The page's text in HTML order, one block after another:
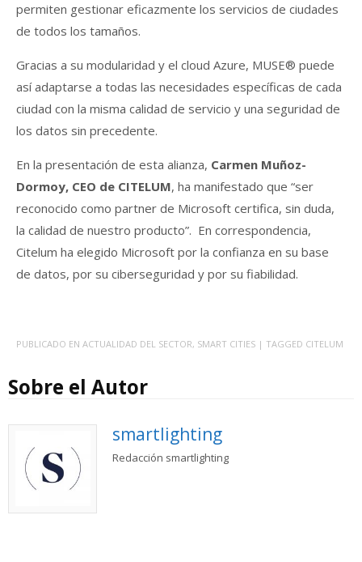
permiten gestionar eficazmente los servicios de ciudades
de todos los tamaños.
Gracias a su modularidad y el cloud Azure, MUSE® puede
así adaptarse a todas las necesidades específicas de cada
ciudad con la misma calidad de servicio y una seguridad de
los datos sin precedente.
En la presentación de esta alianza, Carmen Muñoz-
Dormoy, CEO de CITELUM, ha manifestado que “ser
reconocido como partner de Microsoft certifica, sin duda,
la calidad de nuestro producto”. En correspondencia,
Citelum ha elegido Microsoft por la confianza en su base
de datos, por su ciberseguridad y por su fiabilidad.
PUBLICADO EN ACTUALIDAD DEL SECTOR, SMART CITIES | TAGGED CITELUM
Sobre el Autor
smartlighting
Redacción smartlighting